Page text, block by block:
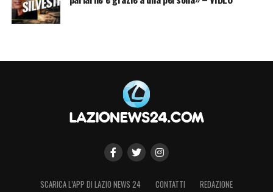
SCARICA L’APP DI LAZIO NEWS 24 CONTATTI REDAZIONE